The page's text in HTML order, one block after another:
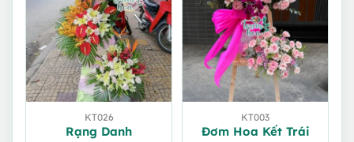
KT026
Rạng Danh
KT003
Đơm Hoa Kết Trái